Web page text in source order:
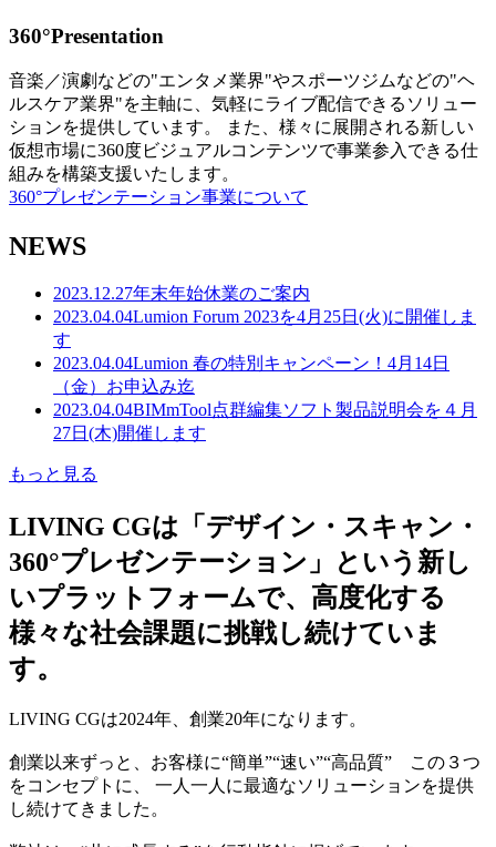
360°Presentation
音楽／演劇などの"エンタメ業界"やスポーツジムなどの"ヘ
ルスケア業界"を主軸に、気軽にライブ配信できるソリュー
ションを提供しています。 また、様々に展開される新しい
仮想市場に360度ビジュアルコンテンツで事業参入できる仕
組みを構築支援いたします。
360°プレゼンテーション事業について
NEWS
2023.12.27年末年始休業のご案内
2023.04.04Lumion Forum 2023を4月25日(火)に開催しま
す
2023.04.04Lumion 春の特別キャンペーン！4月14日
（金）お申込み迄
2023.04.04BIMmTool点群編集ソフト製品説明会を４月
27日(木)開催します
もっと見る
LIVING CGは「デザイン・スキャン・
360°プレゼンテーション」という新し
いプラットフォームで、高度化する
様々な社会課題に挑戦し続けていま
す。
LIVING CGは2024年、創業20年になります。
創業以来ずっと、お客様に“簡単”“速い”“高品質” この３つ
をコンセプトに、 一人一人に最適なソリューションを提供
し続けてきました。